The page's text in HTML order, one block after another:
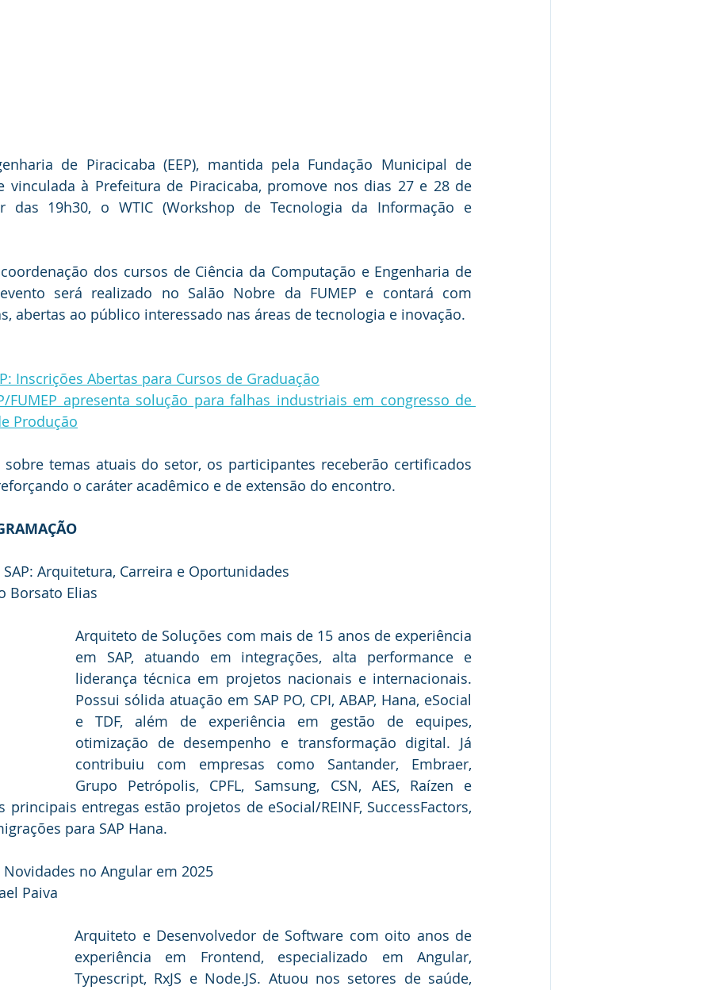
de Piracicaba (EEP), mantida pela Fundação Municipal de
vinculada à Prefeitura de Piracicaba, promove nos dias 27 e 28 de
das 19h30, o WTIC (Workshop de Tecnologia da Informação e
dos cursos de Ciência da Computação e Engenharia de
será realizado no Salão Nobre da FUMEP e contará com
abertas ao público interessado nas áreas de tecnologia e inovação.
Inscrições Abertas para Cursos de Graduação
FUMEP apresenta solução para falhas industriais em congresso de
Produção
temas atuais do setor, os participantes receberão certificados
o caráter acadêmico e de extensão do encontro.
SAP: Arquitetura, Carreira e Oportunidades
Borsato Elias
Arquiteto de Soluções com mais de 15 anos de experiência
em SAP, atuando em integrações, alta performance e
liderança técnica em projetos nacionais e internacionais.
Possui sólida atuação em SAP PO, CPI, ABAP, Hana, eSocial
e TDF, além de experiência em gestão de equipes,
otimização de desempenho e transformação digital. Já
contribuiu com empresas como Santander, Embraer,
Grupo Petrópolis, CPFL, Samsung, CSN, AES, Raízen e
principais entregas estão projetos de eSocial/REINF, SuccessFactors,
para SAP Hana.
Novidades no Angular em 2025
Paiva
Arquiteto e Desenvolvedor de Software com oito anos de
experiência em Frontend, especializado em Angular,
Typescript, RxJS e Node.JS. Atuou nos setores de saúde,